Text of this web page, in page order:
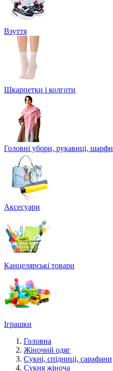
Взуття
Шкарпетки і колготи
Головні убори, рукавиці, шарфи
Аксесуари
Канцелярські товари
Іграшки
Головна
Жіночий одяг
Сукні, спідниці, сарафани
Сукня жіноча